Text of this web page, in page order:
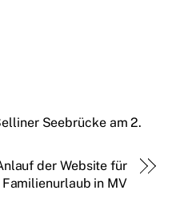
Seebrücke am 2.
der Website für
Familienurlaub in MV